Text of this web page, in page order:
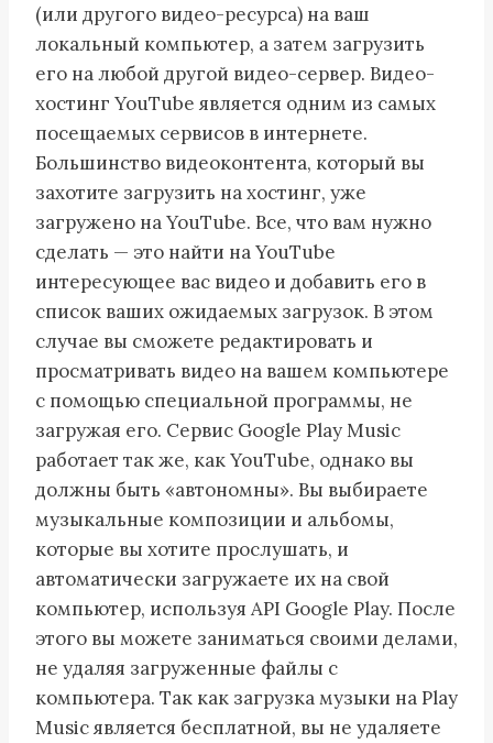
(или другого видео-ресурса) на ваш
локальный компьютер, а затем загрузить
его на любой другой видео-сервер. Видео-
хостинг YouTube является одним из самых
посещаемых сервисов в интернете.
Большинство видеоконтента, который вы
захотите загрузить на хостинг, уже
загружено на YouTube. Все, что вам нужно
сделать — это найти на YouTube
интересующее вас видео и добавить его в
список ваших ожидаемых загрузок. В этом
случае вы сможете редактировать и
просматривать видео на вашем компьютере
с помощью специальной программы, не
загружая его. Сервис Google Play Music
работает так же, как YouTube, однако вы
должны быть «автономны». Вы выбираете
музыкальные композиции и альбомы,
которые вы хотите прослушать, и
автоматически загружаете их на свой
компьютер, используя API Google Play. После
этого вы можете заниматься своими делами,
не удаляя загруженные файлы с
компьютера. Так как загрузка музыки на Play
Music является бесплатной, вы не удаляете